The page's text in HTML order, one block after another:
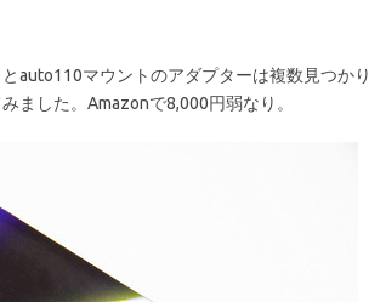
auto110マウントのアダプターは複数見つかり
ました。Amazonで8,000円弱なり。